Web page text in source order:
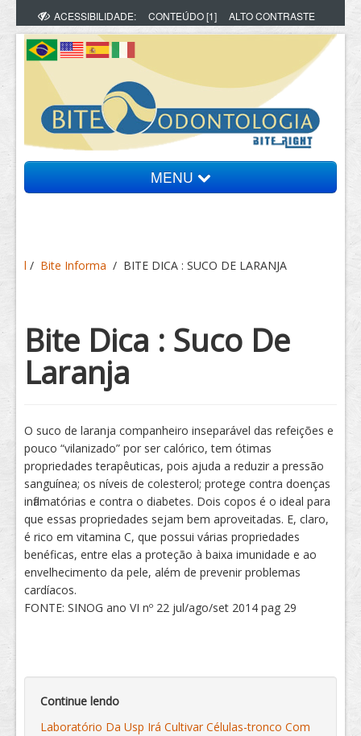
ACESSIBILIDADE: CONTEÚDO [1] ALTO CONTRASTE
MENU
Vídeos
Tratamento
l / Bite Informa / BITE DICA : SUCO DE LARANJA
Bite Dica : Suco De
Laranja
O suco de laranja companheiro inseparável das refeições e
pouco “vilanizado” por ser calórico, tem ótimas
propriedades terapêuticas, pois ajuda a reduzir a pressão
sanguínea; os níveis de colesterol; protege contra doenças
inflamatórias e contra o diabetes. Dois copos é o ideal para
que essas propriedades sejam bem aproveitadas. E, claro,
é rico em vitamina C, que possui várias propriedades
benéficas, entre elas a proteção à baixa imunidade e ao
envelhecimento da pele, além de prevenir problemas
cardíacos.
FONTE: SINOG ano VI nº 22 jul/ago/set 2014 pag 29
Continue lendo
Laboratório Da Usp Irá Cultivar Células-tronco Com